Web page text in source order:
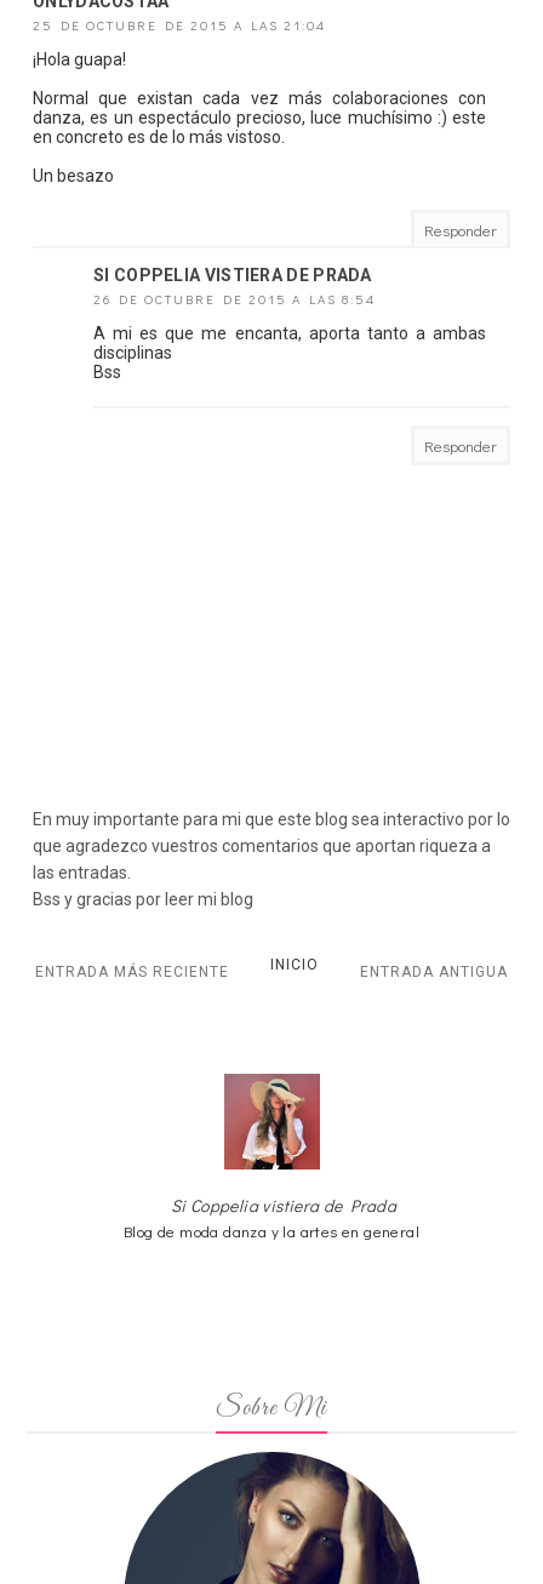
25 DE OCTUBRE DE 2015 A LAS 21:04
¡Hola guapa!
Normal que existan cada vez más colaboraciones con
danza, es un espectáculo precioso, luce muchísimo :) este
en concreto es de lo más vistoso.
Un besazo
Responder
SI COPPELIA VISTIERA DE PRADA
26 DE OCTUBRE DE 2015 A LAS 8:54
A mi es que me encanta, aporta tanto a ambas
disciplinas
Bss
Responder
En muy importante para mi que este blog sea interactivo por lo
que agradezco vuestros comentarios que aportan riqueza a
las entradas.
Bss y gracias por leer mi blog
ENTRADA MÁS RECIENTE ENTRADA ANTIGUA
INICIO
Si Coppelia vistiera de Prada
Blog de moda danza y la artes en general
Sobre Mi